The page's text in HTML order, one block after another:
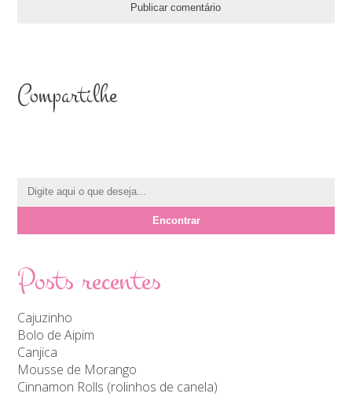
Compartilhe
Posts recentes
Cajuzinho
Bolo de Aipim
Canjica
Mousse de Morango
Cinnamon Rolls (rolinhos de canela)